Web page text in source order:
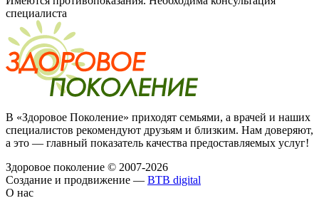
специалиста
В «Здоровое Поколение» приходят семьями, а врачей и наших
специалистов рекомендуют друзьям и близким. Нам доверяют,
а это — главный показатель качества предоставляемых услуг!
Здоровое поколение © 2007-2026
Создание и продвижение — BTB digital
О нас